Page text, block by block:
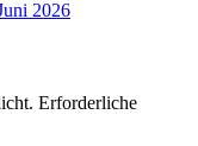
2026
Erforderliche